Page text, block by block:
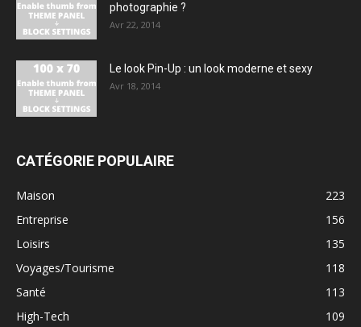
photographie ?
Avr 22, 2014
Le look Pin-Up : un look moderne et sexy
Avr 18, 2014
CATÉGORIE POPULAIRE
Maison
223
Entreprise
156
Loisirs
135
Voyages/Tourisme
118
Santé
113
High-Tech
109